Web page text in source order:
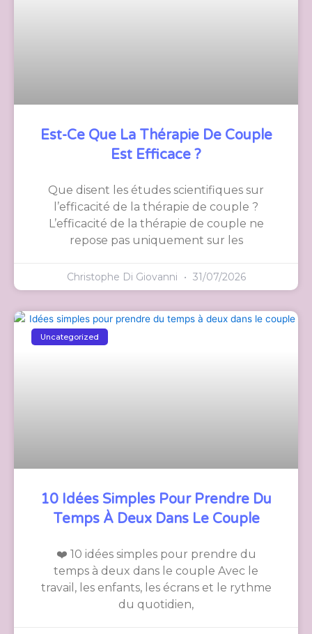
Est-Ce Que La Thérapie De Couple
Est Efficace ?
Que disent les études scientifiques sur
l’efficacité de la thérapie de couple ?
L’efficacité de la thérapie de couple ne
repose pas uniquement sur les
Christophe Di Giovanni 31/07/2026
Uncategorized
10 Idées Simples Pour Prendre Du
Temps À Deux Dans Le Couple
❤️ 10 idées simples pour prendre du
temps à deux dans le couple Avec le
travail, les enfants, les écrans et le rythme
du quotidien,